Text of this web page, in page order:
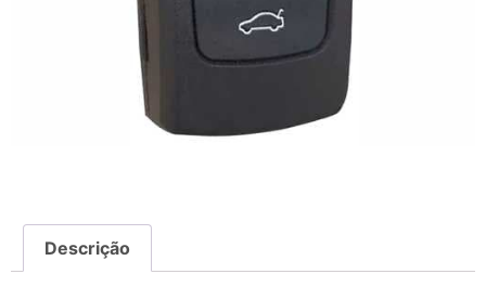
Descrição